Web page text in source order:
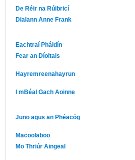
De Réir na Rúibricí
Dialann Anne Frank
Eachtraí Pháidín
Fear an Díoltais
Hayremreenahayrun
I mBéal Gach Aoinne
Juno agus an Phéacóg
Macoolaboo
Mo Thriúr Aingeal